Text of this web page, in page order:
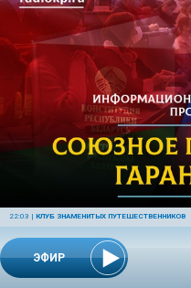
ЭФИР
22:03 | КЛУБ ЗНАМЕНИТЫХ ПУТЕШЕСТВЕННИКОВ
СОЮЗНОЕ ГОСУДАРСТВО
21:55 | 22 июня 2022